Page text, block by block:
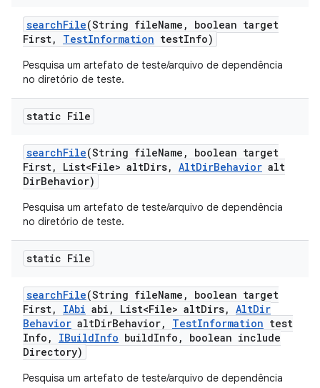
searchFile(String fileName ,
boolean target
First, TestInformation testInfo)
Pesquisa um artefato de teste/arquivo de dependência
no diretório de teste.
static File
searchFile(String fileName ,
boolean target
First, List<File> altDirs, AltDirBehavior alt
DirBehavior)
Pesquisa um artefato de teste/arquivo de dependência
no diretório de teste.
static File
searchFile(String fileName ,
boolean target
First, IAbi abi , List<File> altDirs, AltDir
Behavior altDirBehavior, TestInformation test
Info , IBuildInfo buildInfo ,
boolean include
Directory)
Pesquisa um artefato de teste/arquivo de dependência